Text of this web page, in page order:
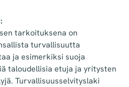
tarkoituksena on
turvallisuutta
ja esimerkiksi suoja
taloudellisia etuja ja yritysten
Turvallisuusselvityslaki